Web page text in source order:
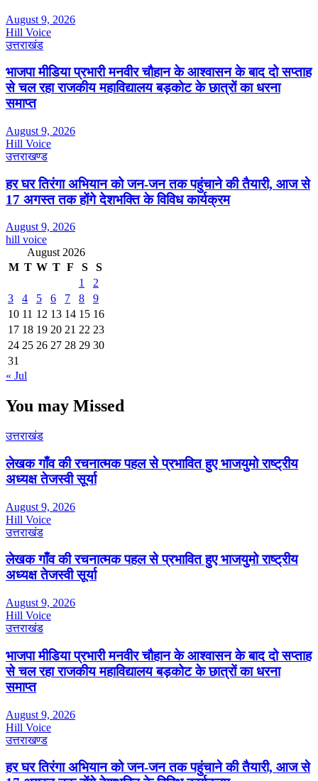
August 9, 2026
Hill Voice
उत्तराखंड
भाजपा मीडिया प्रभारी मनवीर चौहान के आश्वासन के बाद दो सप्ताह
से चल रहा राजकीय महाविद्यालय बड़कोट के छात्रों का धरना
समाप्त
August 9, 2026
Hill Voice
उत्तराखण्ड
हर घर तिरंगा अभियान को जन-जन तक पहुंचाने की तैयारी, आज से
17 अगस्त तक होंगे देशभक्ति के विविध कार्यक्रम
August 9, 2026
hill voice
August 2026
M T W T F S
S
1
2
3
4 5 6 7 8
9
10 11 12 13 14 15 16
17 18 19 20 21 22 23
24 25 26 27 28 29 30
31
« Jul
You may Missed
उत्तराखंड
लेखक गाँव की रचनात्मक पहल से प्रभावित हुए भाजयुमो राष्ट्रीय
अध्यक्ष तेजस्वी सूर्या
August 9, 2026
Hill Voice
उत्तराखंड
लेखक गाँव की रचनात्मक पहल से प्रभावित हुए भाजयुमो राष्ट्रीय
अध्यक्ष तेजस्वी सूर्या
August 9, 2026
Hill Voice
उत्तराखंड
भाजपा मीडिया प्रभारी मनवीर चौहान के आश्वासन के बाद दो सप्ताह
से चल रहा राजकीय महाविद्यालय बड़कोट के छात्रों का धरना
समाप्त
August 9, 2026
Hill Voice
उत्तराखण्ड
हर घर तिरंगा अभियान को जन-जन तक पहुंचाने की तैयारी, आज से